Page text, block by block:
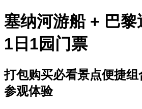
塞纳河游船 + 巴黎
1日1园门票
打包购买必看景点便捷
参观体验